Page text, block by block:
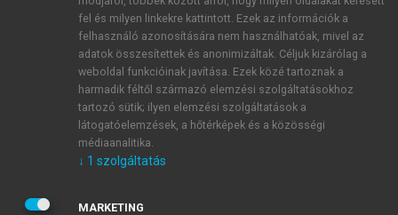
ÚJ FIÓK LÉTREHOZÁSA
1 óra díjmentes hozzáférés
E-MAIL-CÍM
JELSZÓ
fel és milyen linkekre kattintott. Ezek az információk a
felhasználó azonosítására nem használhatóak, mivel az
adatok összesítettek és anonimizáltak. Céljuk kizárólag a
weboldal funkcióinak javítása. Ezek közé tartoznak a
harmadik féltől származó elemzési szolgáltatásokhoz
tartozó sütik; ilyen elemzési szolgáltatások a
látogatóelemzések, a hőtérképek és a közösségi
médiaanalitika.
↓ 1 szolgáltatás
MARKETING